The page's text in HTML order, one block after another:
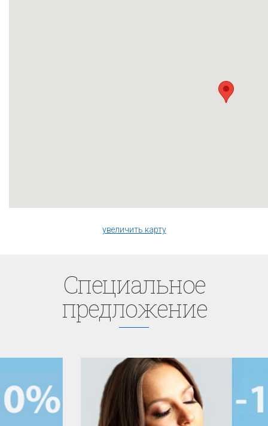
увеличить карту
Cпециaльное
предложение